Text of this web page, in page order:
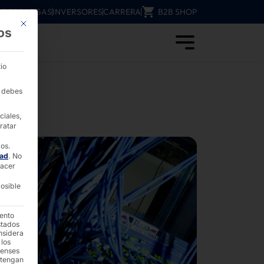
DESCARGASINVERSORESCARRERA B2B SHOP
y la ciencia - PYRAMID
Este botón cierra el cuadro de diálogo. Su función es idéntica a la del
debes
. No